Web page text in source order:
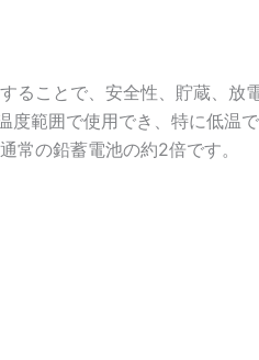
ることで、安全性、貯蔵、放
範囲で使用でき、特に低温
常の鉛蓄電池の約2倍です。